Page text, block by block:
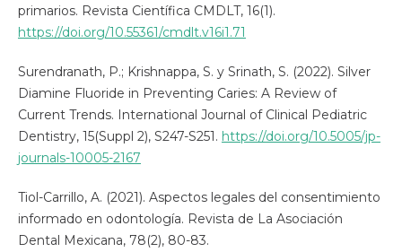
primarios. Revista Científica CMDLT, 16(1).
https://doi.org/10.55361/cmdlt.v16i1.71
Surendranath, P.; Krishnappa, S. y Srinath, S. (2022). Silver
Diamine Fluoride in Preventing Caries: A Review of
Current Trends. International Journal of Clinical Pediatric
Dentistry, 15(Suppl 2), S247-S251. https://doi.org/10.5005/jp-
journals-10005-2167
Tiol-Carrillo, A. (2021). Aspectos legales del consentimiento
informado en odontología. Revista de La Asociación
Dental Mexicana, 78(2), 80-83.